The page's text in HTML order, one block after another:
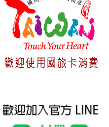
台北新北蘆洲永繹電動車可愛
馬18吋電動輔助自行車 CHT-
027